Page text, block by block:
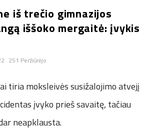
iš trečio gimnazijos
iššoko mergaitė: įvykis
251 Peržiūrėjo
tiria moksleivės susižalojimo atvejį
įvyko prieš savaitę, tačiau
neapklausta.